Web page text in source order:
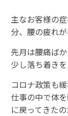
主なお客様の
分、腰の疲れ
先月は腰痛ば
少し落ち着きを
コロナ政策も
仕事の中で体
に戻ってきたの